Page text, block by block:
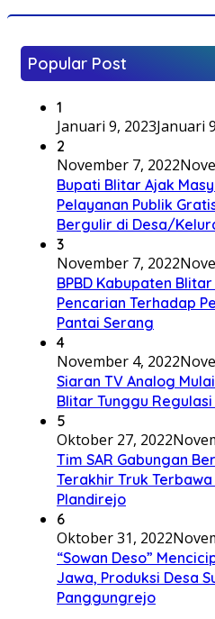
Popular Post
1
Januari 9, 2023Januari
2
November 7, 2022
Bupati Blitar Ajak
Pelayanan Publik
Bergulir di Desa/
3
November 7, 2022
BPBD Kabupaten
Pencarian Terhadap
Pantai Serang
4
November 4, 2022
Siaran TV Analog
Blitar Tunggu
5
Oktober 27, 2022
Tim SAR Gabungan
Terakhir Truk
Plandirejo
6
Oktober 31, 2022
“Sowan Deso”
Jawa, Produksi Desa
Panggungrejo